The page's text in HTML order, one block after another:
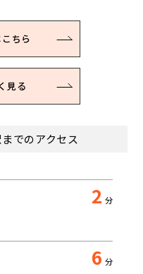
ちら
見る
でのアクセス
2 分
6 分